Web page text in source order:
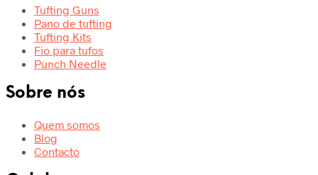
Tufting Guns
Pano de tufting
Tufting Kits
Fio para tufos
Punch Needle
Sobre nós
Quem somos
Blog
Contacto